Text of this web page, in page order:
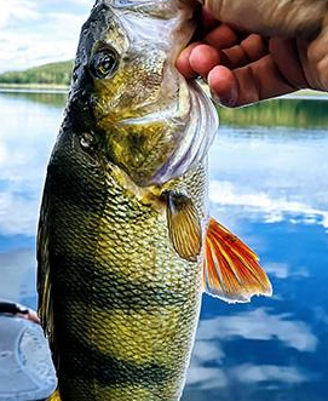
Stk.
Frage zum Artikel